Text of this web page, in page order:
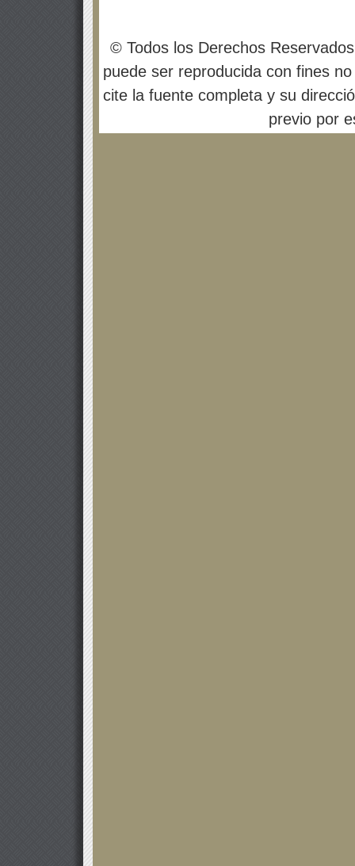
© Todos los Derechos
puede ser reproducida con fines
cite la fuente completa y su
previo por